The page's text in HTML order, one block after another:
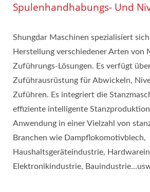
Spulenhandhabungs- Und
Shungdar Maschinen spezialisiert
Herstellung verschiedener Arten von
Zuführungs-Lösungen. Es verfügt
Zuführausrüstung für Abwickeln,
Zuführen. Es integriert die
effiziente intelligente
Anwendung in einer Vielzahl von
Branchen wie Dampflokomotivblech,
Haushaltsgeräteindustrie,
Elektronikindustrie,